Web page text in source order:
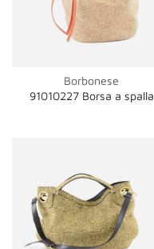
Borbonese
91010227 Borsa a spalla